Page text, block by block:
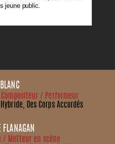
jeune public.
/ Performeur
Des Corps Accordés
FLANAGAN
/ Metteur en scène